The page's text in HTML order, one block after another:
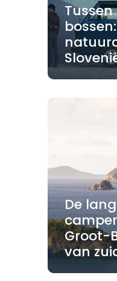
De
Groot-
van